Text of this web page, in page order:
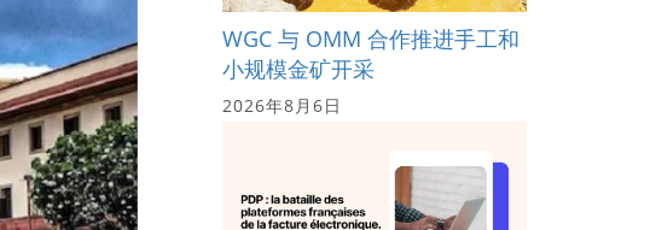
WGC 与 OMM 合作推进手工和
小规模金矿开采
2026年8月6日